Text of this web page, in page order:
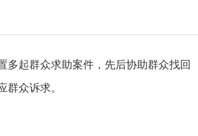
多起群众求助案件，先后协助群众找回
众诉求。